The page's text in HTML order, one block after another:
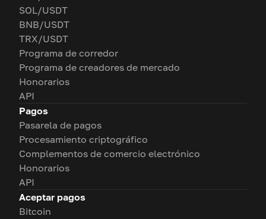
SOL/USDT
BNB/USDT
TRX/USDT
Programa de corredor
Programa de creadores de mercado
Honorarios
API
Pagos
Pasarela de pagos
Procesamiento criptográfico
Complementos de comercio electrónico
Honorarios
API
Aceptar pagos
Bitcoin